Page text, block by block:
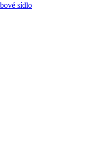
sídlo